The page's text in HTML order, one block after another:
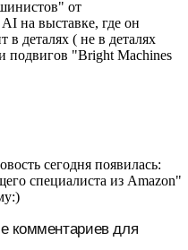
комментариев для